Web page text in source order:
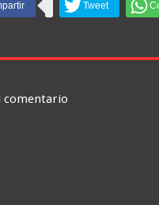
comentario